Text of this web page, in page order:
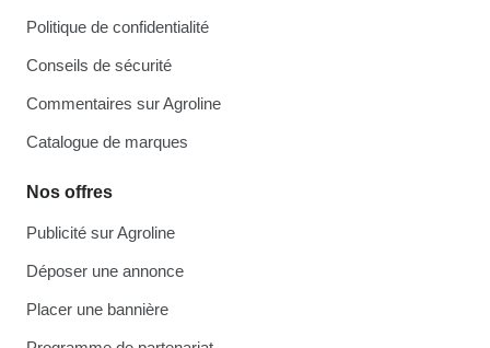
Politique de confidentialité
Conseils de sécurité
Commentaires sur Agroline
Catalogue de marques
Nos offres
Publicité sur Agroline
Déposer une annonce
Placer une bannière